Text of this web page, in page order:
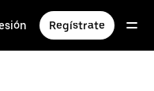
Regístrate